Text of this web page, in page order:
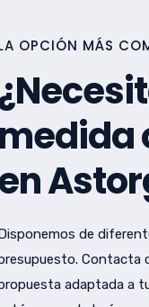
OPCIÓN MÁS
medida
de
Contacta
adaptada a